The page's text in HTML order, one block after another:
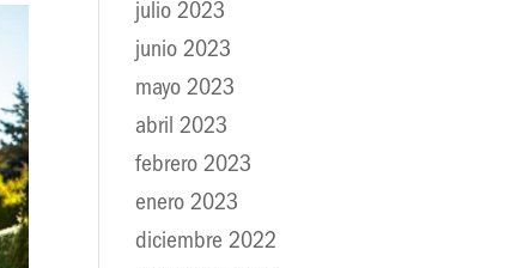
julio 2023
junio 2023
mayo 2023
abril 2023
febrero 2023
enero 2023
diciembre 2022